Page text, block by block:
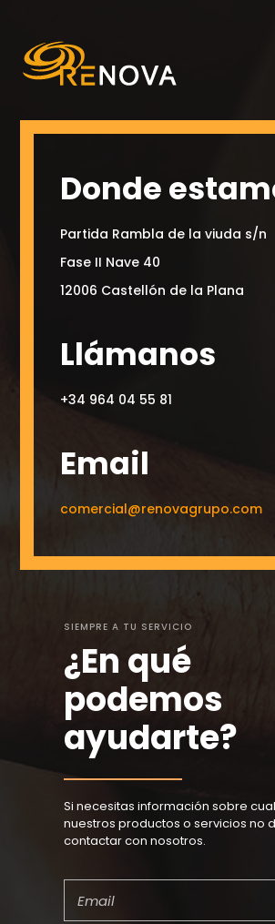
SIEMPRE A TU SERVICIO
¿En qué
podemos
ayudarte?
Si necesitas información sobre
nuestros productos o servicios no
contactar con nosotros.
Donde
Partida Rambla de la viuda s/n
Fase II Nave 40
12006 Castellón de la Plana
Llámanos
+34 964 04 55 81
Email
comercial@renovagrupo.com